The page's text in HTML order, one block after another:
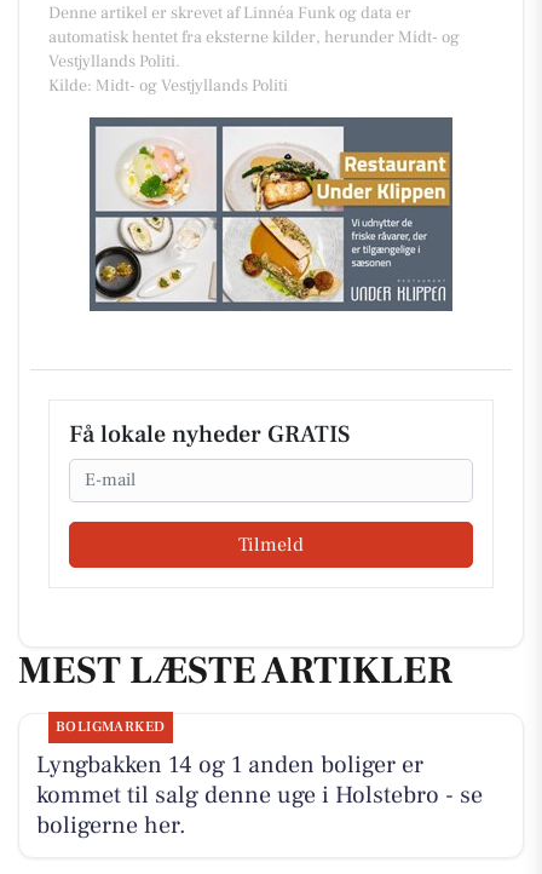
Denne artikel er skrevet af Linnéa Funk og data er
automatisk hentet fra eksterne kilder, herunder Midt- og
Vestjyllands Politi.
Kilde: Midt- og Vestjyllands Politi
Få lokale nyheder GRATIS
Email
Tilmeld
MEST LÆSTE ARTIKLER
BOLIGMARKED
Lyngbakken 14 og 1 anden boliger er
kommet til salg denne uge i Holstebro - se
boligerne her.